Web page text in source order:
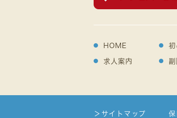
HOME
求人案内
＞サイトマップ